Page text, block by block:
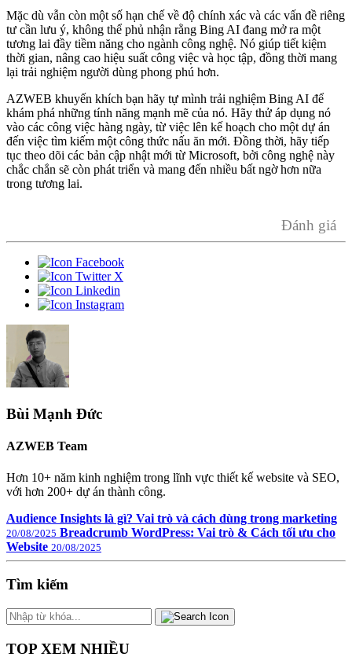
Mặc dù vẫn còn một số hạn chế về độ chính xác và các vấn đề riêng
tư cần lưu ý, không thể phủ nhận rằng Bing AI đang mở ra một
tương lai đầy tiềm năng cho ngành công nghệ. Nó giúp tiết kiệm
thời gian, nâng cao hiệu suất công việc và học tập, đồng thời mang
lại trải nghiệm người dùng phong phú hơn.
AZWEB khuyến khích bạn hãy tự mình trải nghiệm Bing AI để
khám phá những tính năng mạnh mẽ của nó. Hãy thử áp dụng nó
vào các công việc hàng ngày, từ việc lên kế hoạch cho một dự án
đến việc tìm kiếm một công thức nấu ăn mới. Đồng thời, hãy tiếp
tục theo dõi các bản cập nhật mới từ Microsoft, bởi công nghệ này
chắc chắn sẽ còn phát triển và mang đến nhiều bất ngờ hơn nữa
trong tương lai.
Đánh giá
Bùi Mạnh Đức
AZWEB Team
Hơn 10+ năm kinh nghiệm trong lĩnh vực thiết kế website và SEO,
với hơn 200+ dự án thành công.
Audience Insights là gì? Vai trò và cách dùng trong marketing
20/08/2025 Breadcrumb WordPress: Vai trò & Cách tối ưu cho
Website 20/08/2025
Tìm kiếm
TOP XEM NHIỀU